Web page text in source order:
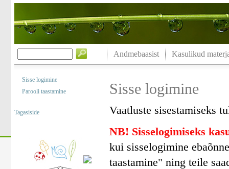
Andmebaasist Kasulikud
Sisse logimine
Parooli taastamine
Tagasiside
Sisse logimine
Vaatluste sisestamiseks
NB! Sisselogimiseks
kui sisselogimine
taastamine" ning teile